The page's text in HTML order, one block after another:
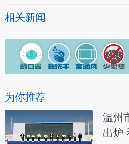
相关新闻
为你推荐
温州
出炉